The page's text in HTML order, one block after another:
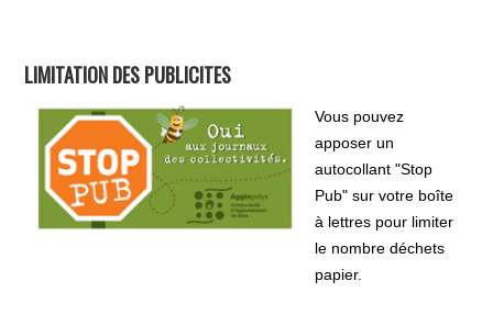
LIMITATION DES PUBLICITES
Vous pouvez
apposer un
autocollant "Stop
Pub" sur votre boîte
à lettres pour limiter
le nombre déchets
papier.